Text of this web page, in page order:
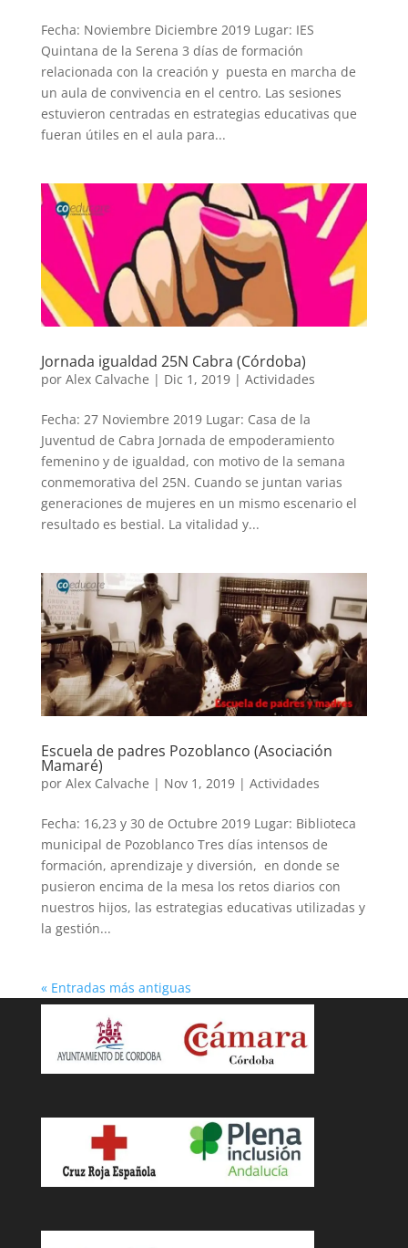
Fecha: Noviembre Diciembre 2019 Lugar: IES
Quintana de la Serena 3 días de formación
relacionada con la creación y puesta en marcha de
un aula de convivencia en el centro. Las sesiones
estuvieron centradas en estrategias educativas que
fueran útiles en el aula para...
Jornada igualdad 25N Cabra (Córdoba)
por Alex Calvache | Dic 1, 2019| Actividades
Fecha: 27 Noviembre 2019 Lugar: Casa de la
Juventud de Cabra Jornada de empoderamiento
femenino y de igualdad, con motivo de la semana
conmemorativa del 25N. Cuando se juntan varias
generaciones de mujeres en un mismo escenario el
resultado es bestial. La vitalidad y...
Escuela de padres Pozoblanco (Asociación
Mamaré)
por Alex Calvache | Nov 1, 2019| Actividades
Fecha: 16,23 y 30 de Octubre 2019 Lugar: Biblioteca
municipal de Pozoblanco Tres días intensos de
formación, aprendizaje y diversión, en donde se
pusieron encima de la mesa los retos diarios con
nuestros hijos, las estrategias educativas utilizadas y
la gestión...
« Entradas más antiguas